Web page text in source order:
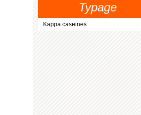
Typage
Kappa caseines